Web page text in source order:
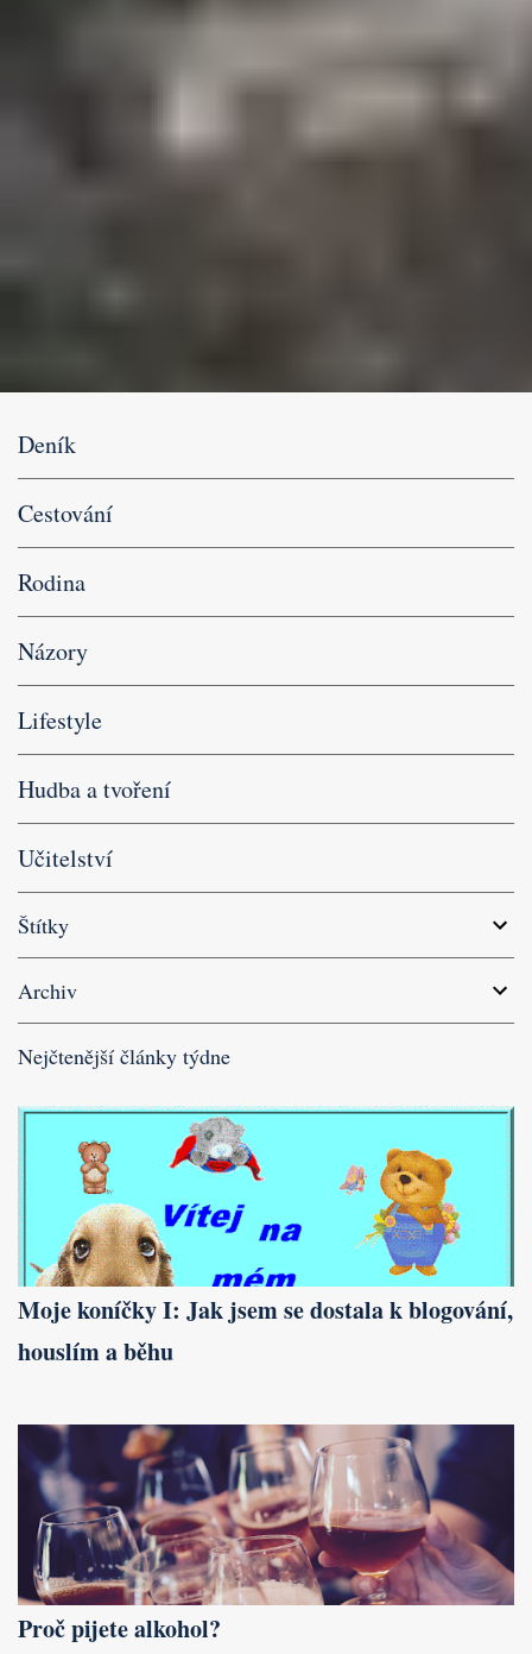
Deník
Cestování
Rodina
Názory
Lifestyle
Hudba a tvoření
Učitelství
Štítky
Archiv
Nejčtenější články týdne
Moje koníčky I: Jak jsem se dostala k blogování,
houslím a běhu
Proč pijete alkohol?